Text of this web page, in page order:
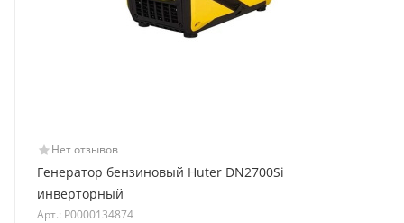
Нет отзывов
Генератор бензиновый Huter DN2700Si
инверторный
Арт.: Р0000134874